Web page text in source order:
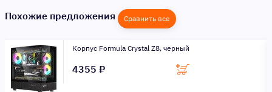
Похожие предложения Сравнить все
Корпус Formula Crystal Z8, черный
4355 ₽